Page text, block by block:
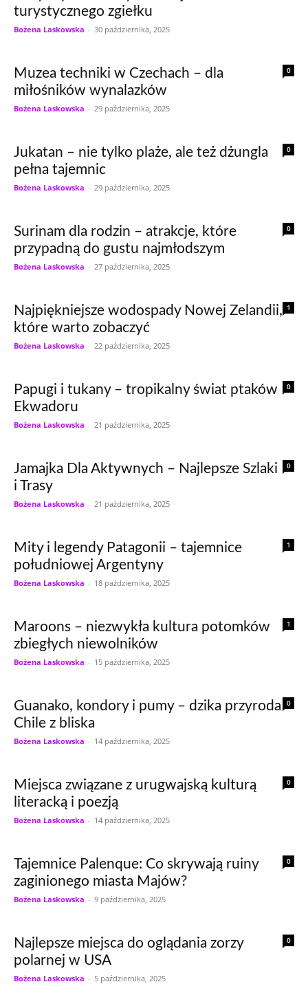
turystycznego zgiełku
Bożena Laskowska - 30 października, 2025
0
Muzea techniki w Czechach – dla
miłośników wynalazków
Bożena Laskowska - 29 października, 2025
0
Jukatan – nie tylko plaże, ale też dżungla
pełna tajemnic
Bożena Laskowska - 29 października, 2025
0
Surinam dla rodzin – atrakcje, które
przypadną do gustu najmłodszym
Bożena Laskowska - 27 października, 2025
1
Najpiękniejsze wodospady Nowej Zelandii,
które warto zobaczyć
Bożena Laskowska - 22 października, 2025
0
Papugi i tukany – tropikalny świat ptaków
Ekwadoru
Bożena Laskowska - 21 października, 2025
0
Jamajka Dla Aktywnych – Najlepsze Szlaki
i Trasy
Bożena Laskowska - 21 października, 2025
1
Mity i legendy Patagonii – tajemnice
południowej Argentyny
Bożena Laskowska - 18 października, 2025
1
Maroons – niezwykła kultura potomków
zbiegłych niewolników
Bożena Laskowska - 15 października, 2025
0
Guanako, kondory i pumy – dzika przyroda
Chile z bliska
Bożena Laskowska - 14 października, 2025
0
Miejsca związane z urugwajską kulturą
literacką i poezją
Bożena Laskowska - 14 października, 2025
0
Tajemnice Palenque: Co skrywają ruiny
zaginionego miasta Majów?
Bożena Laskowska - 9 października, 2025
0
Najlepsze miejsca do oglądania zorzy
polarnej w USA
Bożena Laskowska - 5 października, 2025